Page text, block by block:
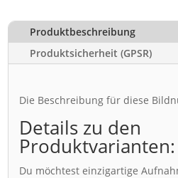
Produktbeschreibung
Produktsicherheit (GPSR)
Die Beschreibung für diese
Details zu den
Produktvarianten:
Du möchtest einzigartige